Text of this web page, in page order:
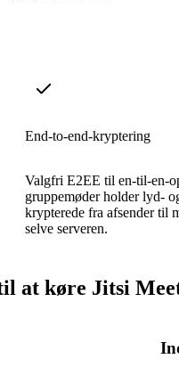
End-to-end-kryptering
Valgfri E2EE til en-til-en-
gruppemøder holder lyd-
krypterede fra afsender til
selve serveren.
at køre Jitsi